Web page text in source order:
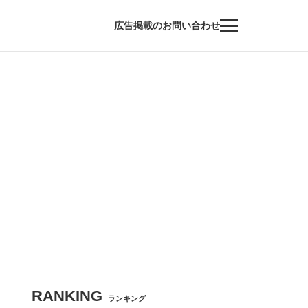
広告掲載のお問い合わせ
RANKING ランキング